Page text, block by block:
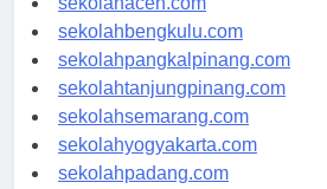
sekolahaceh.com
sekolahbengkulu.com
sekolahpangkalpinang.com
sekolahtanjungpinang.com
sekolahsemarang.com
sekolahyogyakarta.com